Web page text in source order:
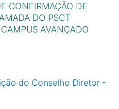
CONFIRMAÇÃO DE
DO PSCT
AVANÇADO
do Conselho Diretor -